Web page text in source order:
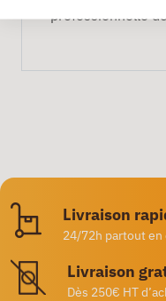
professionnelle
Livraison
24/72h partout en
Livraison
Dès 250€ HT